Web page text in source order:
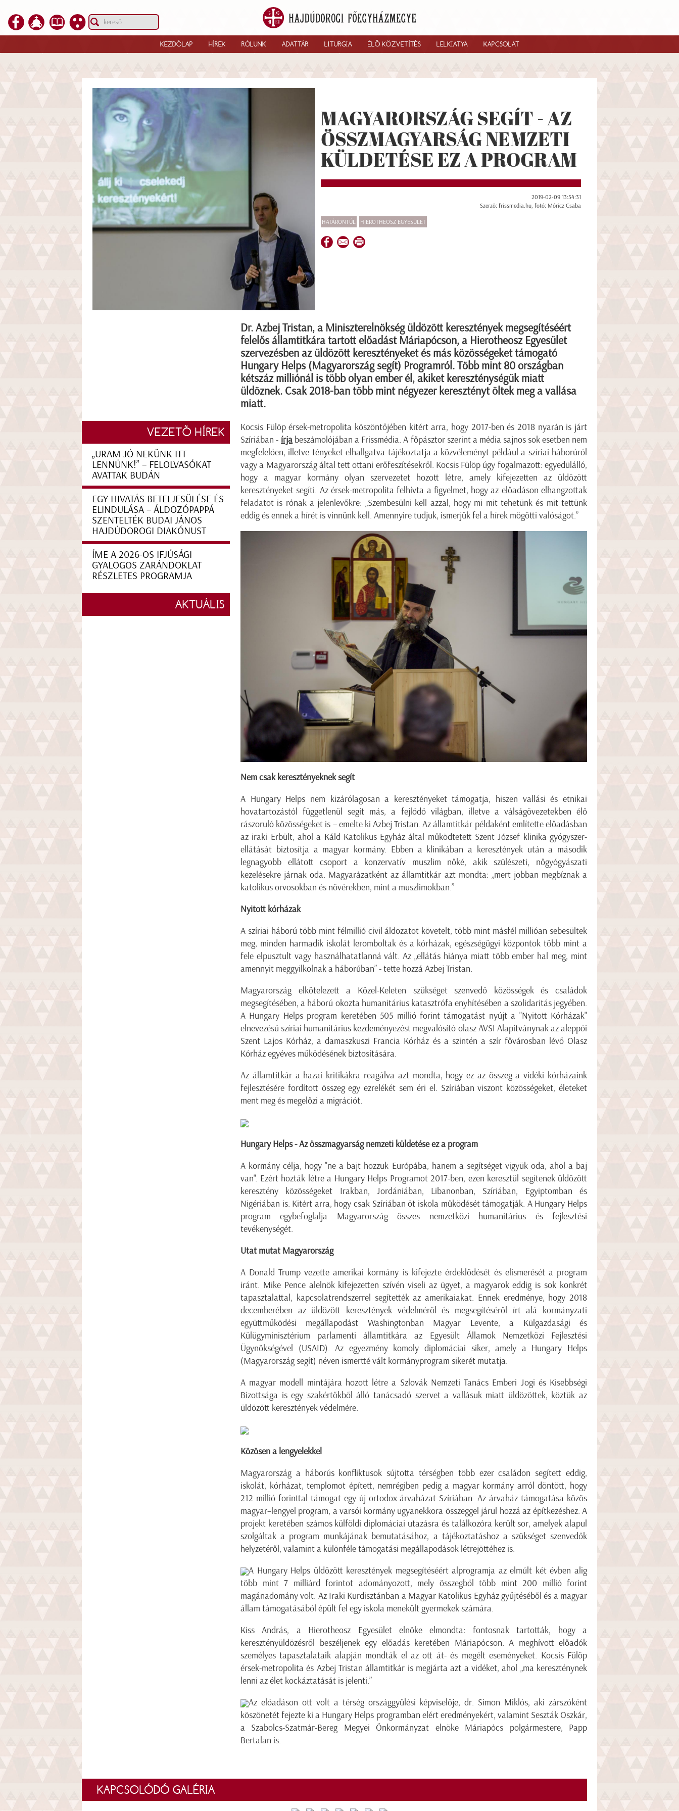
KEZDŐLAP HÍREK RÓLUNK ADATTÁR LITURGIA ÉLŐ KÖZVETÍTÉS LELKIATYA KAPCSOLAT
MAGYARORSZÁG SEGÍT - AZ
ÖSSZMAGYARSÁG NEMZETI
KÜLDETÉSE EZ A PROGRAM
2019-02-09 13:54:31
Szerző: frissmedia.hu, fotó: Móricz Csaba
HATÁRONTÚL HIEROTHEOSZ EGYESÜLET
Dr. Azbej Tristan, a Miniszterelnökség üldözött keresztények megsegítéséért
felelős államtitkára tartott előadást Máriapócson, a Hierotheosz Egyesület
szervezésben az üldözött keresztényeket és más közösségeket támogató
Hungary Helps (Magyarország segít) Programról. Több mint 80 országban
kétszáz milliónál is több olyan ember él, akiket kereszténységük miatt
üldöznek. Csak 2018-ban több mint négyezer keresztényt öltek meg a vallása
miatt.
Kocsis Fülöp érsek-metropolita köszöntőjében kitért arra, hogy 2017-ben és 2018 nyarán is járt
Szíriában - írja beszámolójában a Frissmédia. A főpásztor szerint a média sajnos sok esetben nem
megfelelően, illetve tényeket elhallgatva tájékoztatja a közvéleményt például a szíriai háborúról
vagy a Magyarország által tett ottani erőfeszítésekről. Kocsis Fülöp úgy fogalmazott: egyedülálló,
hogy a magyar kormány olyan szervezetet hozott létre, amely kifejezetten az üldözött
keresztényeket segíti. Az érsek-metropolita felhívta a figyelmet, hogy az előadáson elhangzottak
feladatot is rónak a jelenlevőkre: „Szembesülni kell azzal, hogy mi mit tehetünk és mit tettünk
eddig és ennek a hírét is vinnünk kell. Amennyire tudjuk, ismerjük fel a hírek mögötti valóságot.”
Nem csak keresztényeknek segít
A Hungary Helps nem kizárólagosan a keresztényeket támogatja, hiszen vallási és etnikai
hovatartozástól függetlenül segít más, a fejlődő világban, illetve a válságövezetekben élő
rászoruló közösségeket is – emelte ki Azbej Tristan. Az államtitkár példaként említette előadásban
az iraki Erbült, ahol a Káld Katolikus Egyház által működtetett Szent József klinika gyógyszer-
ellátását biztosítja a magyar kormány. Ebben a klinikában a keresztények után a második
legnagyobb ellátott csoport a konzervatív muszlim nőké, akik szülészeti, nőgyógyászati
kezelésekre járnak oda. Magyarázatként az államtitkár azt mondta: „mert jobban megbíznak a
katolikus orvosokban és nővérekben, mint a muszlimokban.”
Nyitott kórházak
A szíriai háború több mint félmillió civil áldozatot követelt, több mint másfél millióan sebesültek
meg, minden harmadik iskolát leromboltak és a kórházak, egészségügyi központok több mint a
fele elpusztult vagy használhatatlanná vált. Az „ellátás hiánya miatt több ember hal meg, mint
amennyit meggyilkolnak a háborúban” - tette hozzá Azbej Tristan.
Magyarország elkötelezett a Közel-Keleten szükséget szenvedő közösségek és családok
megsegítésében, a háború okozta humanitárius katasztrófa enyhítésében a szolidaritás jegyében.
A Hungary Helps program keretében 505 millió forint támogatást nyújt a "Nyitott Kórházak"
elnevezésű szíriai humanitárius kezdeményezést megvalósító olasz AVSI Alapítványnak az aleppói
Szent Lajos Kórház, a damaszkuszi Francia Kórház és a szintén a szír fővárosban lévő Olasz
Kórház egyéves működésének biztosítására.
Az államtitkár a hazai kritikákra reagálva azt mondta, hogy ez az összeg a vidéki kórházaink
fejlesztésére fordított összeg egy ezrelékét sem éri el. Szíriában viszont közösségeket, életeket
ment meg és megelőzi a migrációt.
Hungary Helps - Az összmagyarság nemzeti küldetése ez a program
A kormány célja, hogy "ne a bajt hozzuk Európába, hanem a segítséget vigyük oda, ahol a baj
van". Ezért hozták létre a Hungary Helps Programot 2017-ben, ezen keresztül segítenek üldözött
keresztény közösségeket Irakban, Jordániában, Libanonban, Szíriában, Egyiptomban és
Nigériában is. Kitért arra, hogy csak Szíriában öt iskola működését támogatják. A Hungary Helps
program egybefoglalja Magyarország összes nemzetközi humanitárius és fejlesztési
tevékenységét.
Utat mutat Magyarország
A Donald Trump vezette amerikai kormány is kifejezte érdeklődését és elismerését a program
iránt. Mike Pence alelnök kifejezetten szívén viseli az ügyet, a magyarok eddig is sok konkrét
tapasztalattal, kapcsolatrendszerrel segítették az amerikaiakat. Ennek eredménye, hogy 2018
decemberében az üldözött keresztények védelméről és megsegítéséről írt alá kormányzati
együttműködési megállapodást Washingtonban Magyar Levente, a Külgazdasági és
Külügyminisztérium parlamenti államtitkára az Egyesült Államok Nemzetközi Fejlesztési
Ügynökségével (USAID). Az egyezmény komoly diplomáciai siker, amely a Hungary Helps
(Magyarország segít) néven ismertté vált kormányprogram sikerét mutatja.
A magyar modell mintájára hozott létre a Szlovák Nemzeti Tanács Emberi Jogi és Kisebbségi
Bizottsága is egy szakértőkből álló tanácsadó szervet a vallásuk miatt üldözöttek, köztük az
üldözött keresztények védelmére.
Közösen a lengyelekkel
Magyarország a háborús konfliktusok sújtotta térségben több ezer családon segített eddig,
iskolát, kórházat, templomot épített, nemrégiben pedig a magyar kormány arról döntött, hogy
212 millió forinttal támogat egy új ortodox árvaházat Szíriában. Az árvaház támogatása közös
magyar–lengyel program, a varsói kormány ugyanekkora összeggel járul hozzá az építkezéshez. A
projekt keretében számos külföldi diplomáciai utazásra és találkozóra került sor, amelyek alapul
szolgáltak a program munkájának bemutatásához, a tájékoztatáshoz a szükséget szenvedők
helyzetéről, valamint a különféle támogatási megállapodások létrejöttéhez is.
A Hungary Helps üldözött keresztények megsegítéséért alprogramja az elmúlt két évben alig
több mint 7 milliárd forintot adományozott, mely összegből több mint 200 millió forint
magánadomány volt. Az Iraki Kurdisztánban a Magyar Katolikus Egyház gyűjtéséből és a magyar
állam támogatásából épült fel egy iskola menekült gyermekek számára.
Kiss András, a Hierotheosz Egyesület elnöke elmondta: fontosnak tartották, hogy a
keresztényüldözésről beszéljenek egy előadás keretében Máriapócson. A meghívott előadók
személyes tapasztalataik alapján mondták el az ott át- és megélt eseményeket. Kocsis Fülöp
érsek-metropolita és Azbej Tristan államtitkár is megjárta azt a vidéket, ahol „ma kereszténynek
lenni az élet kockáztatását is jelenti.”
Az előadáson ott volt a térség országgyűlési képviselője, dr. Simon Miklós, aki zárszóként
köszönetét fejezte ki a Hungary Helps programban elért eredményekért, valamint Seszták Oszkár,
a Szabolcs-Szatmár-Bereg Megyei Önkormányzat elnöke Máriapócs polgármestere, Papp
Bertalan is.
VEZETŐ HÍREK
„URAM JÓ NEKÜNK ITT
LENNÜNK!” – FELOLVASÓKAT
AVATTAK BUDÁN
EGY HIVATÁS BETELJESÜLÉSE ÉS
ELINDULÁSA – ÁLDOZÓPAPPÁ
SZENTELTÉK BUDAI JÁNOS
HAJDÚDOROGI DIAKÓNUST
ÍME A 2026-OS IFJÚSÁGI
GYALOGOS ZARÁNDOKLAT
RÉSZLETES PROGRAMJA
AKTUÁLIS
KAPCSOLÓDÓ GALÉRIA